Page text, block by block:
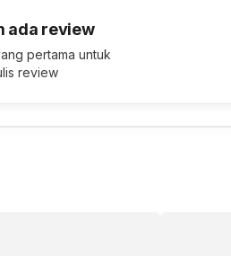
ada review
pertama untuk
review